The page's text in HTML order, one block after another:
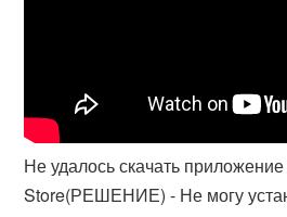
Не удалось скачать
Store(РЕШЕНИЕ) - Не могу